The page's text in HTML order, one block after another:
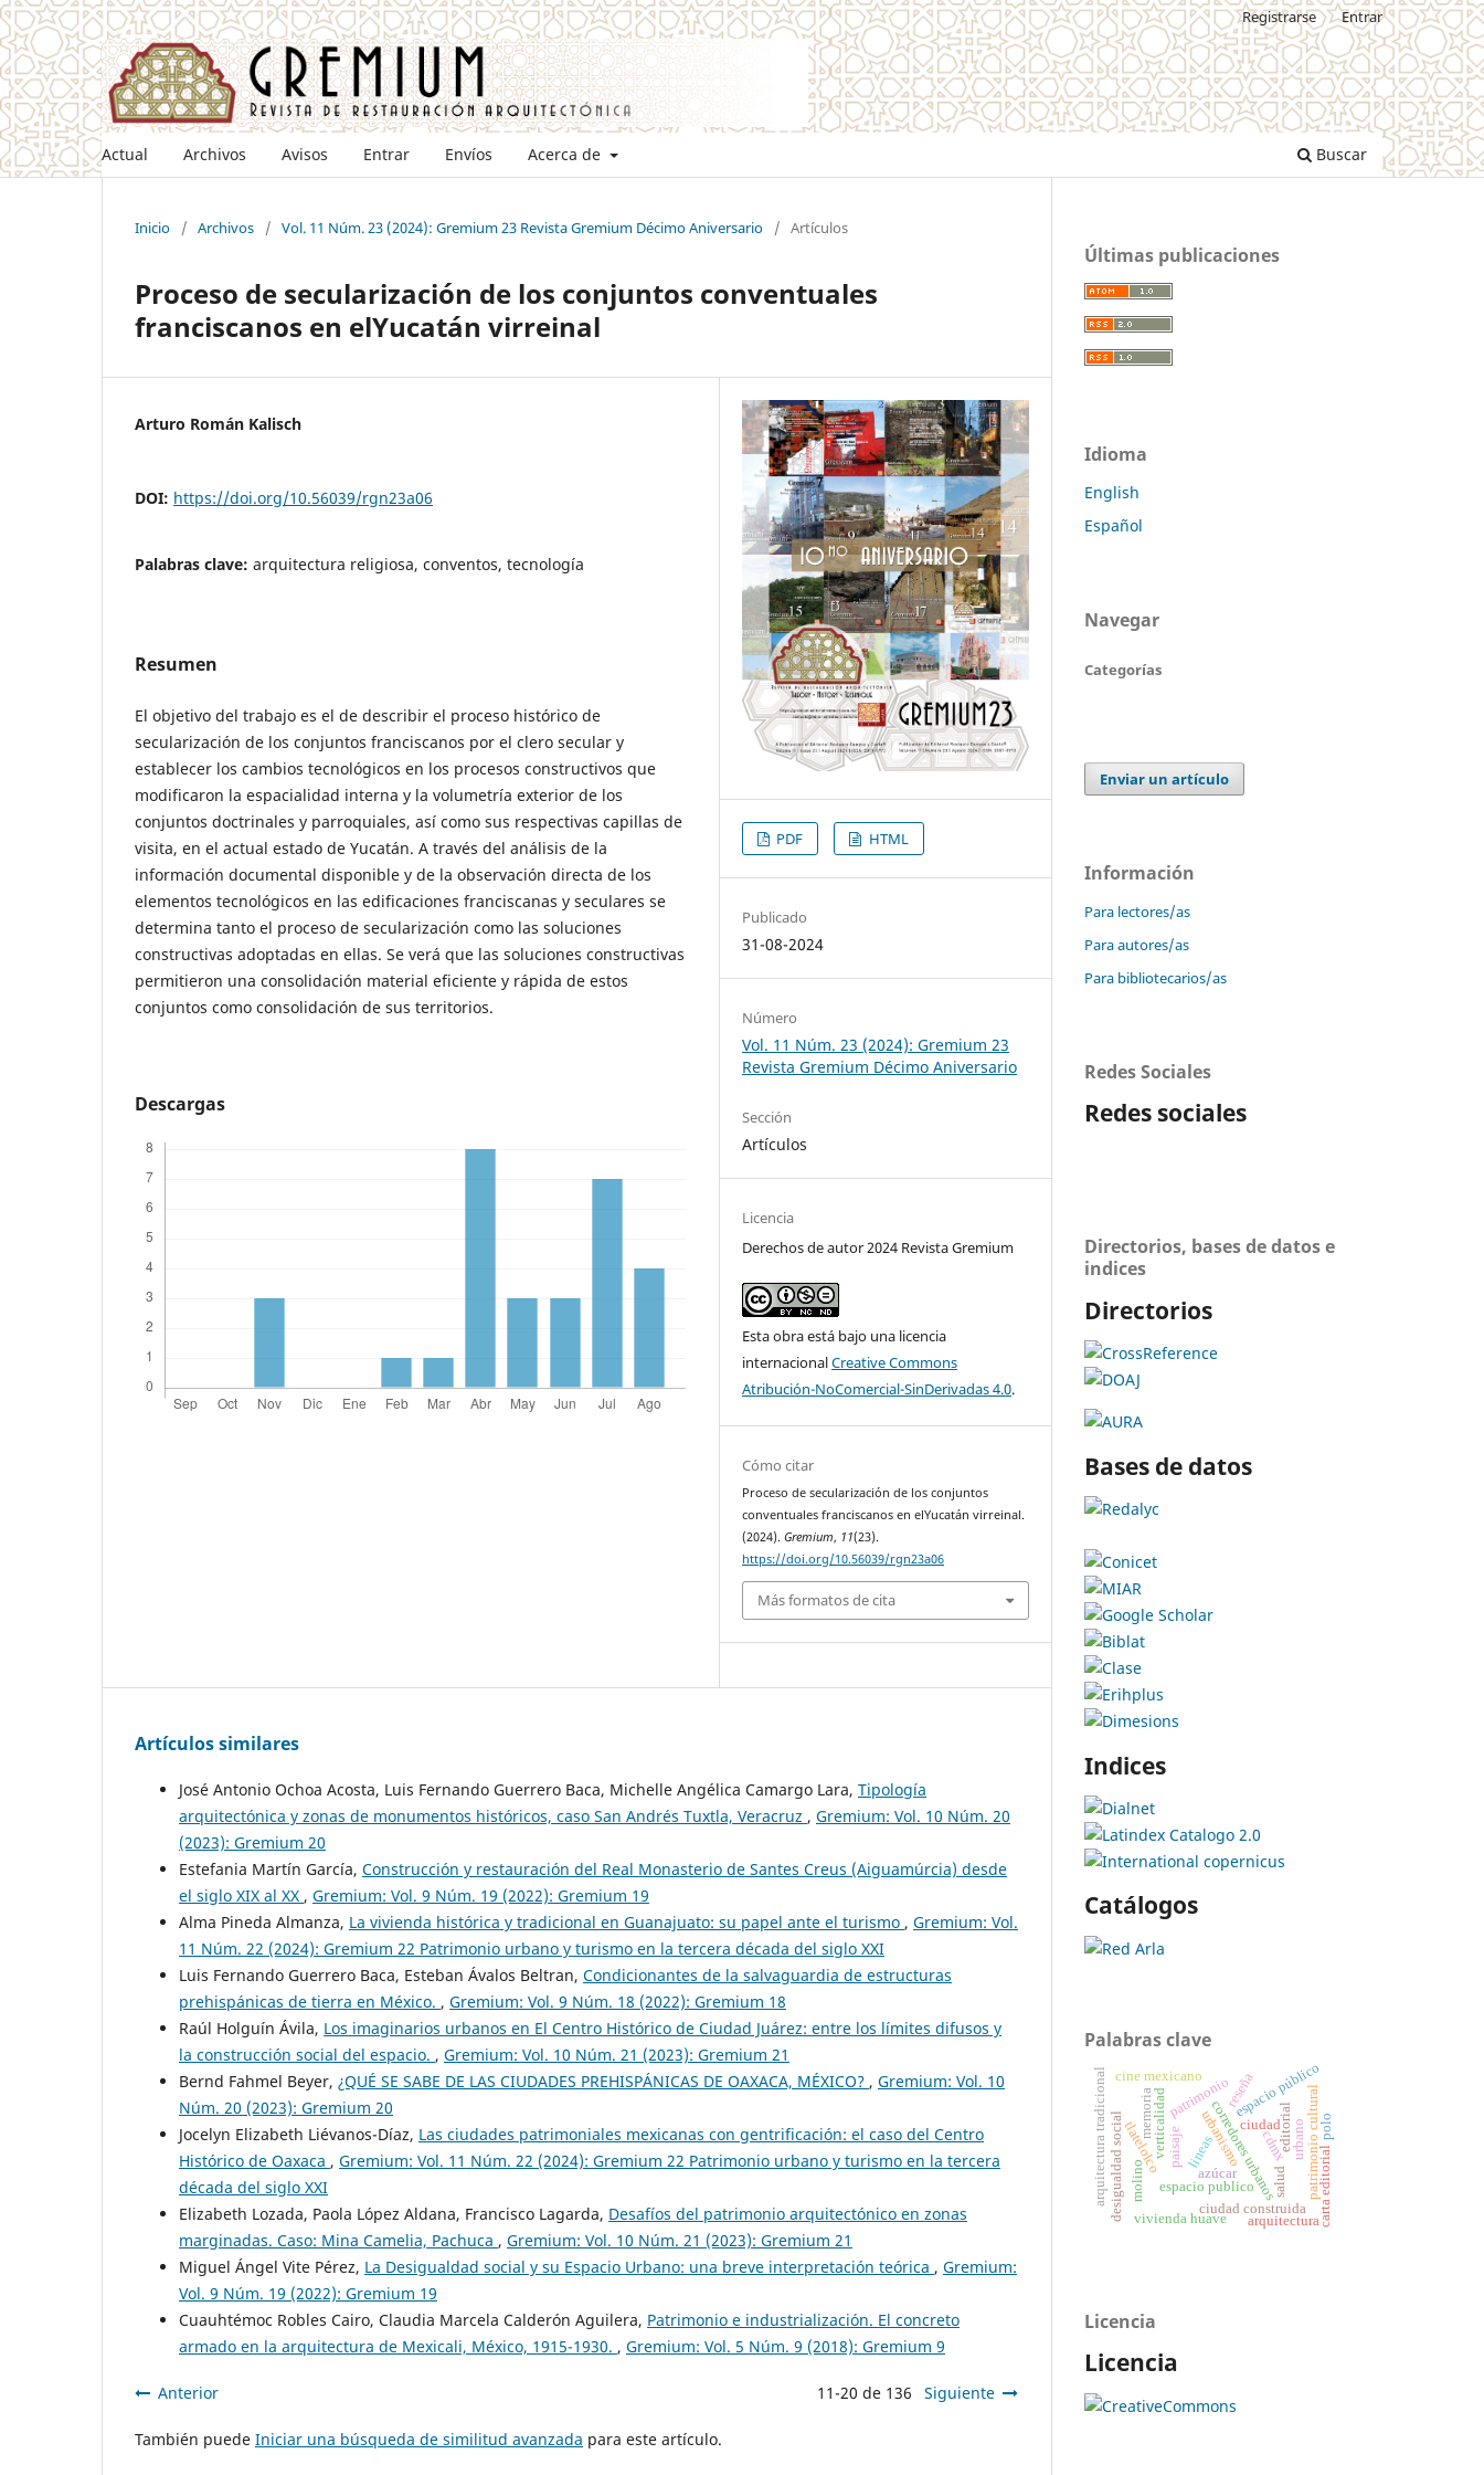
Actual Archivos Avisos Entrar Envíos Acerca de Buscar
Registrarse Entrar
Inicio / Archivos / Vol. 11 Núm. 23 (2024): Gremium 23 Revista Gremium Décimo Aniversario / Artículos
Proceso de secularización de los conjuntos conventuales
franciscanos en elYucatán virreinal
Arturo Román Kalisch
DOI: https://doi.org/10.56039/rgn23a06
Palabras clave: arquitectura religiosa, conventos, tecnología
Resumen
El objetivo del trabajo es el de describir el proceso histórico de
secularización de los conjuntos franciscanos por el clero secular y
establecer los cambios tecnológicos en los procesos constructivos que
modificaron la espacialidad interna y la volumetría exterior de los
conjuntos doctrinales y parroquiales, así como sus respectivas capillas de
visita, en el actual estado de Yucatán. A través del análisis de la
información documental disponible y de la observación directa de los
elementos tecnológicos en las edificaciones franciscanas y seculares se
determina tanto el proceso de secularización como las soluciones
constructivas adoptadas en ellas. Se verá que las soluciones constructivas
permitieron una consolidación material eficiente y rápida de estos
conjuntos como consolidación de sus territorios.
Descargas
PDF HTML
Publicado
31-08-2024
Número
Vol. 11 Núm. 23 (2024): Gremium 23
Revista Gremium Décimo Aniversario
Sección
Artículos
Licencia
Derechos de autor 2024 Revista Gremium
Esta obra está bajo una licencia
internacionalCreative Commons
Atribución-NoComercial-SinDerivadas 4.0.
Cómo citar
Proceso de secularización de los conjuntos
conventuales franciscanos en elYucatán virreinal.
(2024).Gremium, 11(23).
https://doi.org/10.56039/rgn23a06
Más formatos de cita
Artículos similares
José Antonio Ochoa Acosta, Luis Fernando Guerrero Baca, Michelle Angélica Camargo Lara, Tipología
arquitectónica y zonas de monumentos históricos, caso San Andrés Tuxtla, Veracruz , Gremium: Vol. 10 Núm. 20
(2023): Gremium 20
Estefania Martín García, Construcción y restauración del Real Monasterio de Santes Creus (Aiguamúrcia) desde
el siglo XIX al XX , Gremium: Vol. 9 Núm. 19 (2022): Gremium 19
Alma Pineda Almanza, La vivienda histórica y tradicional en Guanajuato: su papel ante el turismo , Gremium: Vol.
11 Núm. 22 (2024): Gremium 22 Patrimonio urbano y turismo en la tercera década del siglo XXI
Luis Fernando Guerrero Baca, Esteban Ávalos Beltran, Condicionantes de la salvaguardia de estructuras
prehispánicas de tierra en México. , Gremium: Vol. 9 Núm. 18 (2022): Gremium 18
Raúl Holguín Ávila, Los imaginarios urbanos en El Centro Histórico de Ciudad Juárez: entre los límites difusos y
la construcción social del espacio. , Gremium: Vol. 10 Núm. 21 (2023): Gremium 21
Bernd Fahmel Beyer, ¿QUÉ SE SABE DE LAS CIUDADES PREHISPÁNICAS DE OAXACA, MÉXICO? , Gremium: Vol. 10
Núm. 20 (2023): Gremium 20
Jocelyn Elizabeth Liévanos-Díaz, Las ciudades patrimoniales mexicanas con gentrificación: el caso del Centro
Histórico de Oaxaca , Gremium: Vol. 11 Núm. 22 (2024): Gremium 22 Patrimonio urbano y turismo en la tercera
década del siglo XXI
Elizabeth Lozada, Paola López Aldana, Francisco Lagarda, Desafíos del patrimonio arquitectónico en zonas
marginadas. Caso: Mina Camelia, Pachuca , Gremium: Vol. 10 Núm. 21 (2023): Gremium 21
Miguel Ángel Vite Pérez, La Desigualdad social y su Espacio Urbano: una breve interpretación teórica , Gremium:
Vol. 9 Núm. 19 (2022): Gremium 19
Cuauhtémoc Robles Cairo, Claudia Marcela Calderón Aguilera, Patrimonio e industrialización. El concreto
armado en la arquitectura de Mexicali, México, 1915-1930. , Gremium: Vol. 5 Núm. 9 (2018): Gremium 9
Anterior 11-20 de 136 Siguiente
También puede Iniciar una búsqueda de similitud avanzada para este artículo.
Últimas publicaciones
Idioma
English
Español
Navegar
Categorías
Enviar un artículo
Información
Para lectores/as
Para autores/as
Para bibliotecarios/as
Redes Sociales
Redes sociales
Directorios, bases de datos e
indices
Directorios
Bases de datos
Indices
Catálogos
Palabras clave
verticalidad lineas
ciudad
urbanismo cdmx
corredores urbanoseditorial
espacio publico
patrimonio
ciudad construida
espacio público
tlatelolco
salud
paisaje
desigualdad social
reseña
molino azúcar patrimonio cultural
urbano
carta editorial
polo
arquitectura tradicional
vivienda huave
cine mexicano
arquitectura
memoria
Licencia
Licencia